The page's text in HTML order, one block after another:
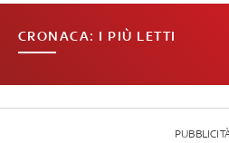
CRONACA: I PIÙ LETTI